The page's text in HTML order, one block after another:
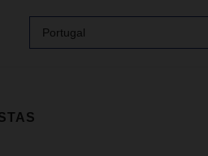
Portugal